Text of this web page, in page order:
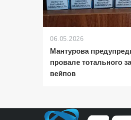
06.05.2026
Мантурова
провале тотального
вейпов